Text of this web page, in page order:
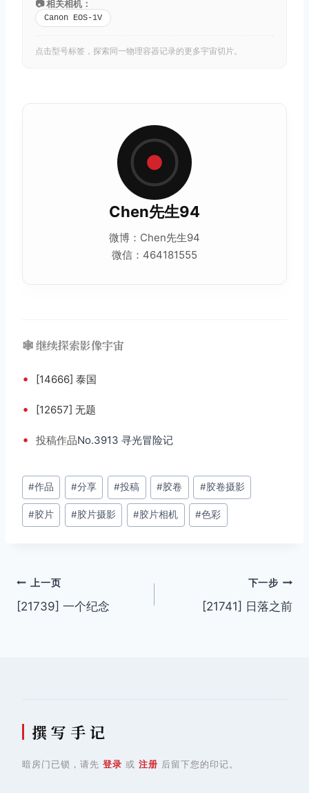
📷 相关相机：
Canon EOS-1V
点击型号标签，探索同一物理容器记录的更多宇宙切片。
Chen先生94
微博：Chen先生94
微信：464181555
🕸️ 继续探索影像宇宙
• [14666] 泰国
• [12657] 无题
• 投稿作品No.3913 寻光冒险记
文
章
标
#作品 #分享 #投稿 #胶卷 #胶卷摄影
#胶片 #胶片摄影 #胶片相机 #色彩
文
章
上一页
[21739] 一个纪念
下一步
[21741] 日落之前
撰 写 手 记
暗房门已锁，请先 登录 或 注册 后留下您的印记。